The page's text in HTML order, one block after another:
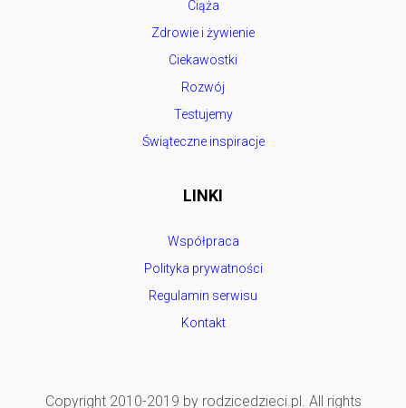
Ciąża
Zdrowie i żywienie
Ciekawostki
Rozwój
Testujemy
Świąteczne inspiracje
LINKI
Współpraca
Polityka prywatności
Regulamin serwisu
Kontakt
Copyright 2010-2019 by rodzicedzieci.pl. All rights